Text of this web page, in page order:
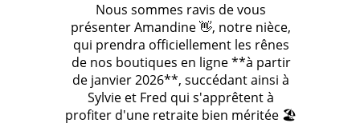
Nous sommes ravis de vous
présenter Amandine 👋, notre nièce,
qui prendra officiellement les rênes
de nos boutiques en ligne **à partir
de janvier 2026**, succédant ainsi à
Sylvie et Fred qui s'apprêtent à
profiter d'une retraite bien méritée 🏖️